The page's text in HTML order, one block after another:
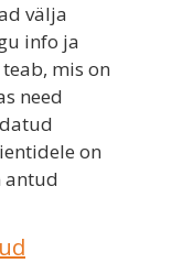
välja
info ja
mis on
need
on
antud